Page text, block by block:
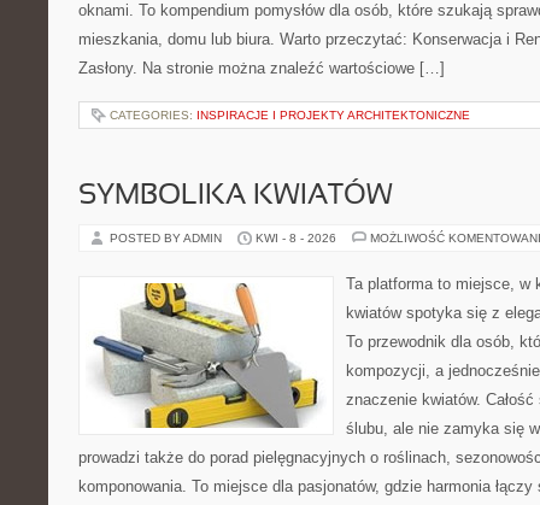
oknami. To kompendium pomysłów dla osób, które szukają
mieszkania, domu lub biura. Warto przeczytać: Konserwacja i
Zasłony. Na stronie można znaleźć wartościowe […]
CATEGORIES: INSPIRACJE I PROJEKTY ARCHITEKTONICZNE
SYMBOLIKA KWIATÓW
POSTED BY ADMIN KWI - 8 - 2026 MOŻLIWOŚĆ
Ta platforma to miejsce, w
kwiatów spotyka się z
To przewodnik dla osób,
kompozycji, a
znaczenie kwiatów.
ślubu, ale nie zamyka się
prowadzi także do porad pielęgnacyjnych o roślinach,
komponowania. To miejsce dla pasjonatów, gdzie harmonia